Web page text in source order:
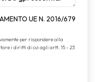
UE N. 2016/679
per rispondere alla
i diritti di cui agli artt. 15 - 23